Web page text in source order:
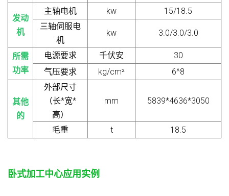
发动
机
主轴电机 kw
15/18.5
三轴伺服电
机
kw 3.0/3.0/3.0
所需
功率
电源要求 千伏安
30
气压要求
kg/cm² 6^8
其他
的
外部尺寸
（长*宽*
高）
mm 5839*4636*3050
毛重 t 18.5
卧式加工中心应用实例